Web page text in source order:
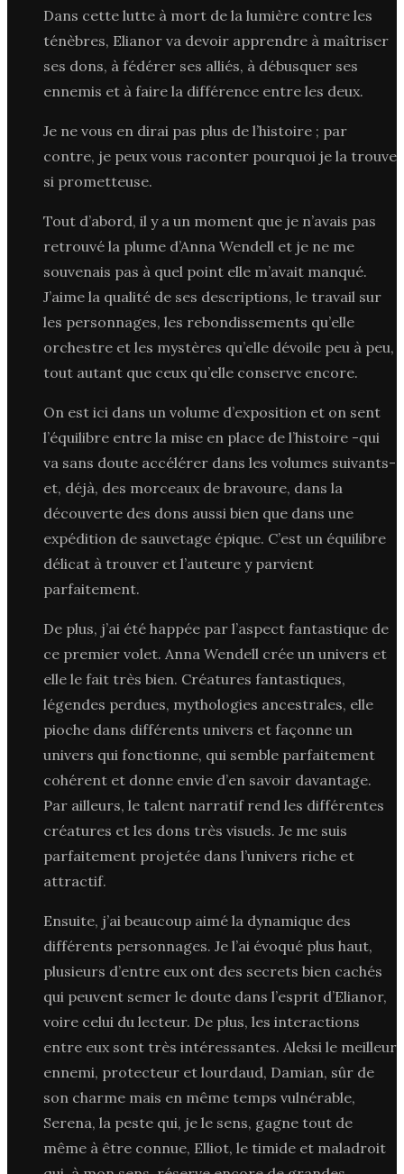
Dans cette lutte à mort de la lumière contre les
ténèbres, Elianor va devoir apprendre à maîtriser
ses dons, à fédérer ses alliés, à débusquer ses
ennemis et à faire la différence entre les deux.
Je ne vous en dirai pas plus de l’histoire ; par
contre, je peux vous raconter pourquoi je la trouve
si prometteuse.
Tout d’abord, il y a un moment que je n’avais pas
retrouvé la plume d’Anna Wendell et je ne me
souvenais pas à quel point elle m’avait manqué.
J’aime la qualité de ses descriptions, le travail sur
les personnages, les rebondissements qu’elle
orchestre et les mystères qu’elle dévoile peu à peu,
tout autant que ceux qu’elle conserve encore.
On est ici dans un volume d’exposition et on sent
l’équilibre entre la mise en place de l’histoire -qui
va sans doute accélérer dans les volumes suivants-
et, déjà, des morceaux de bravoure, dans la
découverte des dons aussi bien que dans une
expédition de sauvetage épique. C’est un équilibre
délicat à trouver et l’auteure y parvient
parfaitement.
De plus, j’ai été happée par l’aspect fantastique de
ce premier volet. Anna Wendell crée un univers et
elle le fait très bien. Créatures fantastiques,
légendes perdues, mythologies ancestrales, elle
pioche dans différents univers et façonne un
univers qui fonctionne, qui semble parfaitement
cohérent et donne envie d’en savoir davantage.
Par ailleurs, le talent narratif rend les différentes
créatures et les dons très visuels. Je me suis
parfaitement projetée dans l’univers riche et
attractif.
Ensuite, j’ai beaucoup aimé la dynamique des
différents personnages. Je l’ai évoqué plus haut,
plusieurs d’entre eux ont des secrets bien cachés
qui peuvent semer le doute dans l’esprit d’Elianor,
voire celui du lecteur. De plus, les interactions
entre eux sont très intéressantes. Aleksi le meilleur
ennemi, protecteur et lourdaud, Damian, sûr de
son charme mais en même temps vulnérable,
Serena, la peste qui, je le sens, gagne tout de
même à être connue, Elliot, le timide et maladroit